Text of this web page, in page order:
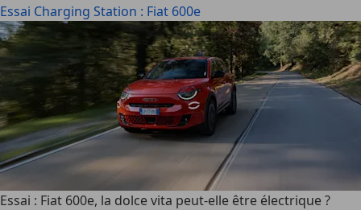
Essai Charging Station : Fiat 600e
Essai : Fiat 600e, la dolce vita peut-elle être électrique ?